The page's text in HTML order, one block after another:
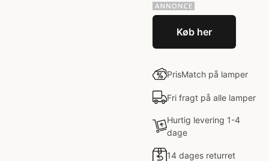
Køb her
PrisMatch på lamper
Fri fragt på alle lamper
Hurtig levering 1-4
dage
14 dages returret